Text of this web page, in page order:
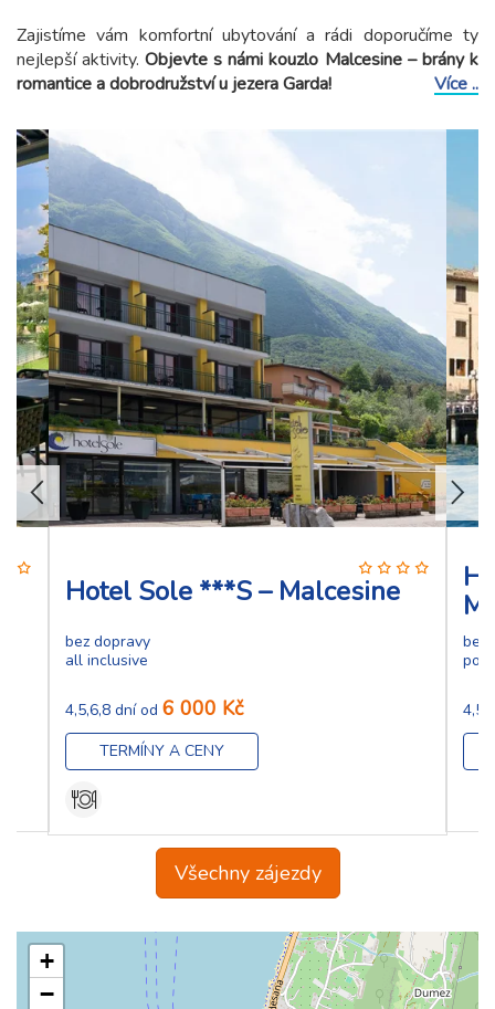
+
−
Zajistíme vám komfortní ubytování a rádi doporučíme ty
nejlepší aktivity. Objevte s námi kouzlo Malcesine – brány k
romantice a dobrodružství u jezera Garda!
Více ..
Hotel Sole ***S – Malcesine
bez dopravy
all inclusive
4,5,6,8 dní od 6 000 Kč
TERMÍNY A CENY
bez
Všechny zájezdy